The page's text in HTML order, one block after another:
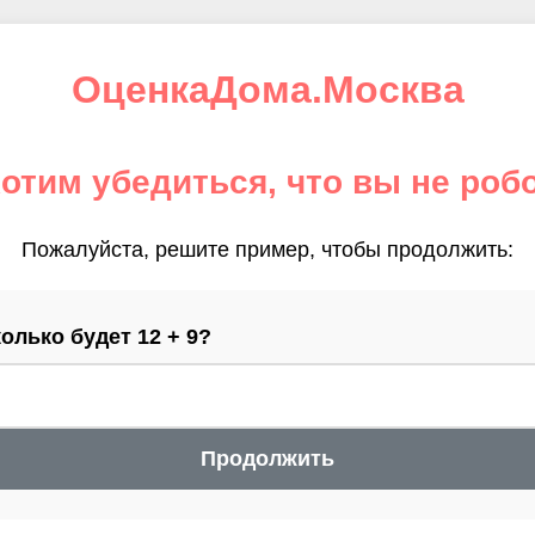
ОценкаДома.Москва
убедиться, что вы не
Пожалуйста, решите пример, чтобы продолжить:
будет 12 + 9?
Продолжить